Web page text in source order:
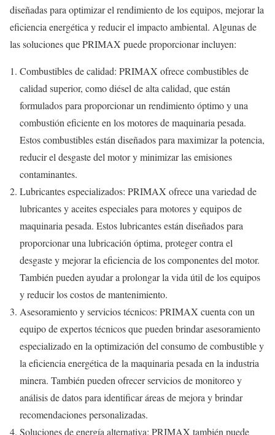
diseñadas para optimizar el rendimiento de los equipos, mejorar la
eficiencia energética y reducir el impacto ambiental. Algunas de
las soluciones que PRIMAX puede proporcionar incluyen:
Combustibles de calidad: PRIMAX ofrece combustibles de
calidad superior, como diésel de alta calidad, que están
formulados para proporcionar un rendimiento óptimo y una
combustión eficiente en los motores de maquinaria pesada.
Estos combustibles están diseñados para maximizar la potencia,
reducir el desgaste del motor y minimizar las emisiones
contaminantes.
Lubricantes especializados: PRIMAX ofrece una variedad de
lubricantes y aceites especiales para motores y equipos de
maquinaria pesada. Estos lubricantes están diseñados para
proporcionar una lubricación óptima, proteger contra el
desgaste y mejorar la eficiencia de los componentes del motor.
También pueden ayudar a prolongar la vida útil de los equipos
y reducir los costos de mantenimiento.
Asesoramiento y servicios técnicos: PRIMAX cuenta con un
equipo de expertos técnicos que pueden brindar asesoramiento
especializado en la optimización del consumo de combustible y
la eficiencia energética de la maquinaria pesada en la industria
minera. También pueden ofrecer servicios de monitoreo y
análisis de datos para identificar áreas de mejora y brindar
recomendaciones personalizadas.
Soluciones de energía alternativa: PRIMAX también puede